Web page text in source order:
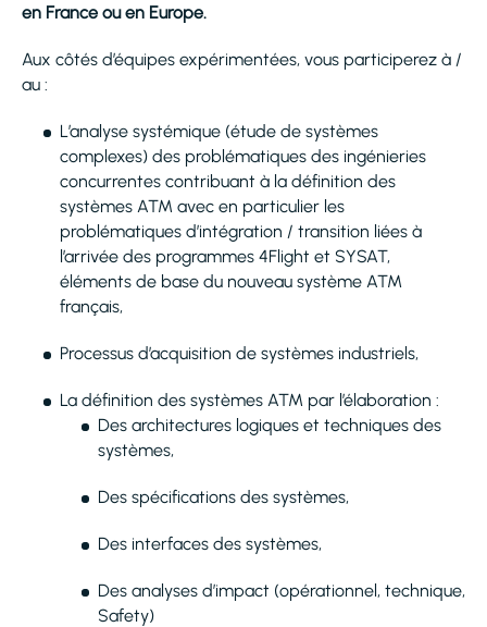
en France ou en Europe.
Aux côtés d’équipes expérimentées, vous participerez à /
au :
L’analyse systémique (étude de systèmes
complexes) des problématiques des ingénieries
concurrentes contribuant à la définition des
systèmes ATM avec en particulier les
problématiques d’intégration / transition liées à
l’arrivée des programmes 4Flight et SYSAT,
éléments de base du nouveau système ATM
français,
Processus d’acquisition de systèmes industriels,
La définition des systèmes ATM par l’élaboration :
Des architectures logiques et techniques des
systèmes,
Des spécifications des systèmes,
Des interfaces des systèmes,
Des analyses d’impact (opérationnel, technique,
Safety)